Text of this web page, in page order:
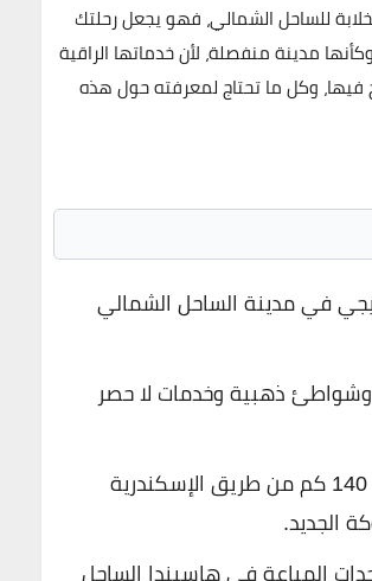
للساحل الشمالي، فهو يجعل رحلتك
مدينة منفصلة، لأن خدماتها الراقية
فيها، وكل ما تحتاج لمعرفته حول هذه
في مدينة الساحل الشمالي
ذهبية وخدمات لا حصر
على وجه التحديد، يقع في منطقة سيدي عبد الرحمن على بعد 140 كم من طريق الإسكندرية
الجديد.